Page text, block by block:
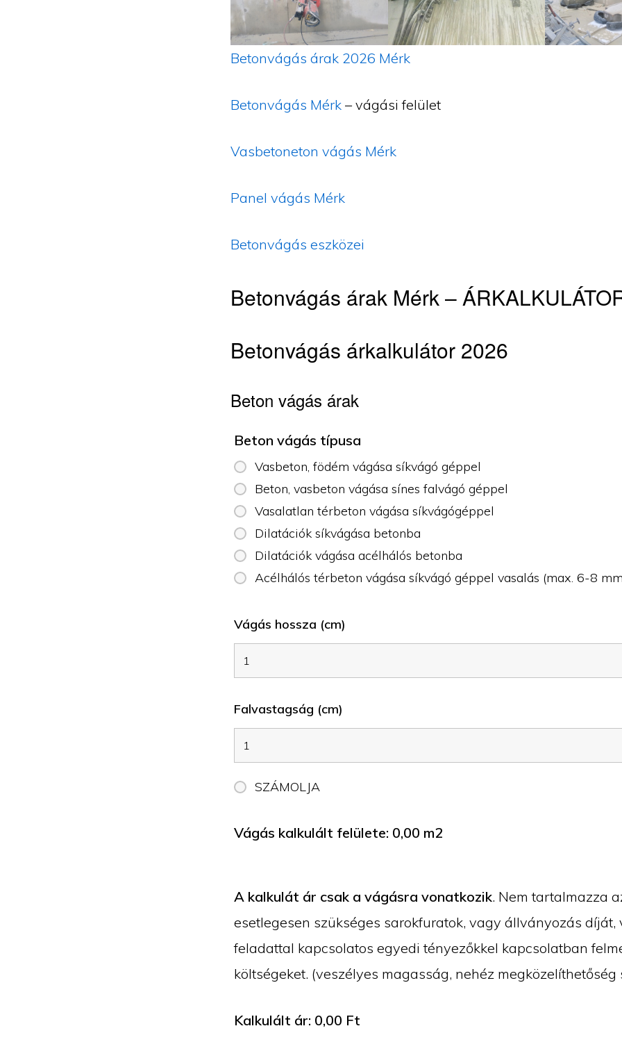
Betonvágás árak 2026 Mérk
Betonvágás Mérk – vágási felület
Vasbetoneton vágás Mérk
Panel vágás Mérk
Betonvágás eszközei
Betonvágás árak Mérk –
Betonvágás árkalkulátor 2026
Beton vágás árak
Beton vágás típusa
Vasbeton, födém vágása síkvágó géppel
Beton, vasbeton vágása sínes falvágó géppel
Vasalatlan térbeton vágása síkvágógéppel
Dilatációk síkvágása betonba
Dilatációk vágása acélhálós betonba
Acélhálós térbeton vágása síkvágó géppel vasalás (max. 6-8
Vágás hossza (cm)
Falvastagság (cm)
SZÁMOLJA
Vágás kalkulált felülete: 0,00 m2
A kalkulát ár csak a vágásra vonatkozik. Nem tartalmazza
esetlegesen szükséges sarokfuratok, vagy állványozás díját,
feladattal kapcsolatos egyedi tényezőkkel kapcsolatban
költségeket. (veszélyes magasság, nehéz megközelíthetőség
Kalkulált ár: 0,00 Ft